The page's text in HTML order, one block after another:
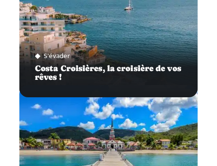
S'évader
Costa Croisières, la croisière de vos
rêves !